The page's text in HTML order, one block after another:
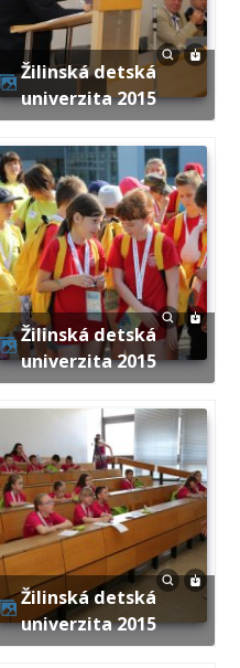
Žilinská detská
univerzita 2015
Žilinská detská
univerzita 2015
Žilinská detská
univerzita 2015